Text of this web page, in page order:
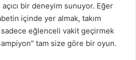
bir deneyim sunuyor. Eğer
içinde yer almak, takım
eğlenceli vakit geçirmek
tam size göre bir oyun.